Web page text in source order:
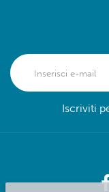
Iscriviti